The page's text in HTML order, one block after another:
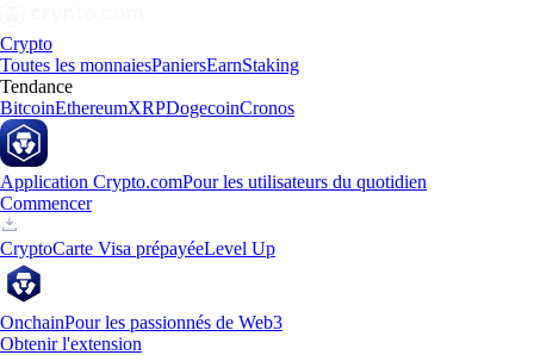
Crypto
Toutes les monnaiesPaniersEarnStaking
Tendance
BitcoinEthereumXRPDogecoinCronos
Application Crypto.comPour les utilisateurs du quotidien
Commencer
CryptoCarte Visa prépayéeLevel Up
OnchainPour les passionnés de Web3
Obtenir l'extension